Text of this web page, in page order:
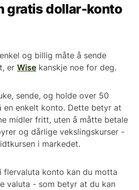
gratis dollar-konto
og billig måte å sende
er Wise kanskje noe for deg.
sende, og holde over 50
en enkelt konto. Dette betyr at
midler fritt, uten å måtte betale
og dårlige vekslingskurser -
i markedet.
flervaluta konto kan du motta
valuta - som betyr at du kan